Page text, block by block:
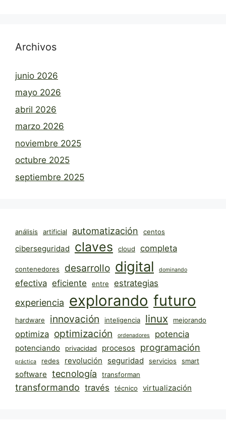
Archivos
junio 2026
mayo 2026
abril 2026
marzo 2026
noviembre 2025
octubre 2025
septiembre 2025
análisis artificial automatización centos
ciberseguridad claves cloud completa
contenedores desarrollo digital dominando
efectiva eficiente entre estrategias
experiencia explorando futuro
hardware innovación inteligencia linux mejorando
optimiza optimización ordenadores potencia
potenciando privacidad procesos programación
práctica redes revolución seguridad servicios smart
software tecnología transforman
transformando través técnico virtualización